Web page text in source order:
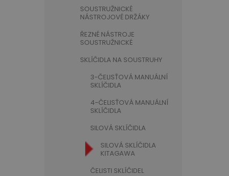
SOUSTRUŽNICKÉ
NÁSTROJOVÉ DRŽÁKY
ŘEZNÉ NÁSTROJE
SOUSTRUŽNICKÉ
SKLÍČIDLA NA SOUSTRUHY
3-ČELISŤOVÁ MANUÁLNÍ
SKLÍČIDLA
4-ČELISŤOVÁ MANUÁLNÍ
SKLÍČIDLA
SILOVÁ SKLÍČIDLA
SILOVÁ SKLÍČIDLA
KITAGAWA
ČELISTI SKLÍČIDEL